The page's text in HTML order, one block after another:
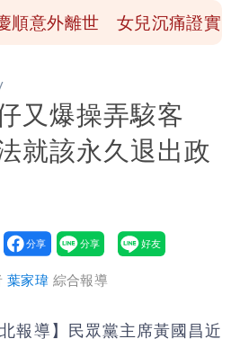
順意外離世 女兒沉痛證實
雨、38度高溫！雙眼牆致
帶女兒出國 崩潰哭得極狼
又爆操弄駭客
就該永久退出政
葉家瑋 綜合報導
報導】民眾黨主席黃國昌近